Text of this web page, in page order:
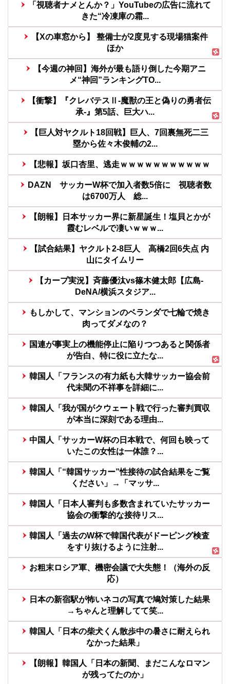
「視聴者ナメとんか？」YouTubeの広告に流れて
きた“冷凍庫の霜...
【Xの車窓から】 整備士が2度見する現場猫案件
ほか
【今週の神回】海外が最も語り倒した今期アニ
メ“神回”ランキングTO...
【衝撃】『クレバテスⅡ-魔獣の王と偽りの勇者伝
承-』第5話、巨大ハ...
【巨人対ヤクルト18回戦】巨人、7回裏無死二三
塁から佐々木俊輔の2...
【悲報】坂口杏里、逃走ｗｗｗｗｗｗｗｗｗｗｗ
DAZN サッカーW杯で加入者数5倍に 視聴者数
は6700万人 総...
【朗報】日本サッカー界に新星誕生！塩貝とかが
霞むレベルで凄いｗｗｗ...
【試合結果】ヤクルト2-8巨人 高橋2回6失点 内
山にタイムリー
【カープ実況】斉藤優汰vs篠木健太郎【広島-
DeNA/横浜スタジア...
もしかして、マンションのベランダで七輪で焼き
肉ってダメなの？
国連が事実上の機能停止に陥りつつあると関係者
が告白、特に役に立たな...
韓国人「フランスの有力紙も大韓サッカー協会前
代未聞の不祥事を詳細に...
韓国人「我が国がクウェート戦で行った審判買収
が本当に深刻である理由...
中国人「サッカーW杯の日本戦で、何回も映って
いたこの女性は一体誰？...
韓国人「“韓国サッカー”性接待の試合結果をご覧
ください」→「マッサ...
韓国人「日本人審判も多数含まれていたサッカー
協会の衝撃的な接待リス...
韓国人「過去のW杯で韓国代表がドーピング検査
をすり抜けるように注射...
お粗末ロシア軍、機密会議で大失態！（海外の反
応）
日本の新宿駅が怖いネコの写真で鳩対策した結果
→ちゃんと理解してて笑...
韓国人「日本の柴犬くん散歩中の暑さに耐えられ
なかった結果」
【朗報】韓国人「日本の新聞、まだこんなロマン
が残ってたのか」